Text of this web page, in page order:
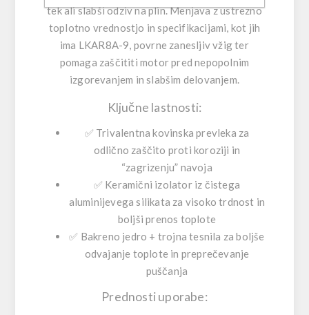
tek ali slabši odziv na plin. Menjava z ustrezno
toplotno vrednostjo in specifikacijami, kot jih
ima LKAR8A-9, povrne zanesljiv vžig ter
pomaga zaščititi motor pred nepopolnim
izgorevanjem in slabšim delovanjem.
Ključne lastnosti:
✅ Trivalentna kovinska prevleka za
odlično zaščito proti koroziji in
“zagrizenju” navoja
✅ Keramični izolator iz čistega
aluminijevega silikata za visoko trdnost in
boljši prenos toplote
✅ Bakreno jedro + trojna tesnila za boljše
odvajanje toplote in preprečevanje
puščanja
Prednosti uporabe: